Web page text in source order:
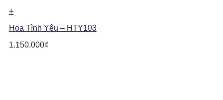
+
Hoa Tình Yêu – HTY103
1.150.000₫